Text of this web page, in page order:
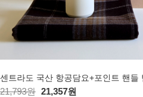
21,793원 21,357원